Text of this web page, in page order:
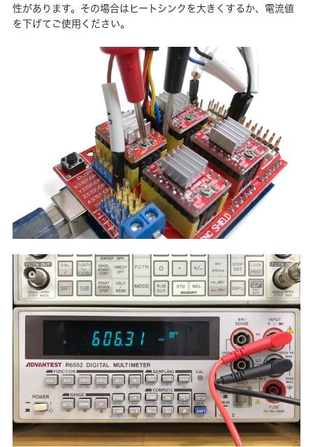
性があります。その場合はヒートシンクを大きくするか、電流値
を下げてご使用ください。